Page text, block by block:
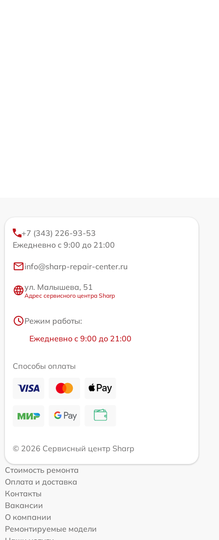
+7 (343) 226-93-53
Ежедневно с 9:00 до 21:00
info@sharp-repair-center.ru
ул. Малышева, 51
Адрес сервисного центра Sharp
Режим работы:
Ежедневно с 9:00 до 21:00
Способы оплаты
© 2026 Сервисный центр Sharp
Стоимость ремонта
Оплата и доставка
Контакты
Вакансии
О компании
Ремонтируемые модели